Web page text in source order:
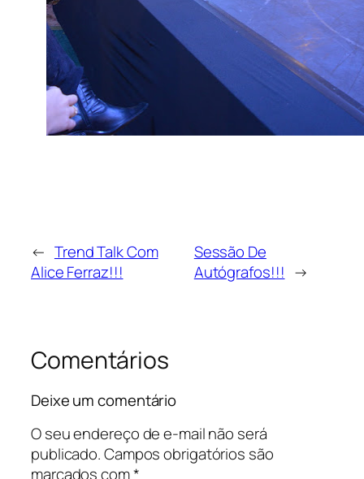
← Trend Talk Com
Alice Ferraz!!!
Sessão De
Autógrafos!!! →
Comentários
Deixe um comentário
O seu endereço de e-mail não será
publicado.Campos obrigatórios são
marcados com*